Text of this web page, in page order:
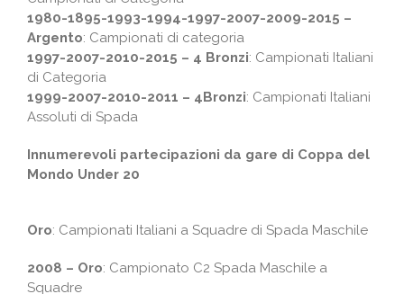
1980-1895-1993-1994-1997-2007-2009-2015 –
Argento: Campionati di categoria
1997-2007-2010-2015 – 4 Bronzi: Campionati Italiani
di Categoria
1999-2007-2010-2011 – 4Bronzi: Campionati Italiani
Assoluti di Spada
Innumerevoli partecipazioni da gare di Coppa del
Mondo Under 20
Oro: Campionati Italiani a Squadre di Spada Maschile
2008 – Oro: Campionato C2 Spada Maschile a
Squadre